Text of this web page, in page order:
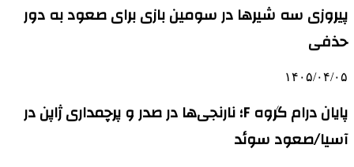
پیروزی سه شیرها در سومین بازی برای صعود به دور
حذفی
۱۴۰۵/۰۴/۰۵
پایان درام گروه F؛ نارنجی‌ها در صدر و پرچمداری ژاپن در
آسیا/صعود سوئد